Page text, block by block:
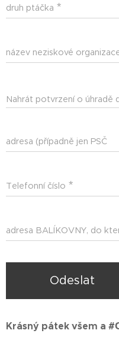
druh ptáčka
název neziskové
poskytnut
Nahrát potvrzení o úhradě
adresa (případně jen PSČ
Telefonní číslo
adresa BALÍKOVNY, do
Odeslat
Krásný pátek všem a #